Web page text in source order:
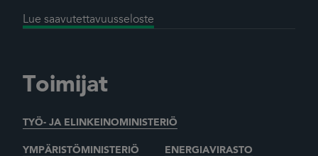
Lue saavutettavuusseloste
Toimijat
TYÖ- JA ELINKEINOMINISTERIÖ
YMPÄRISTÖMINISTERIÖ ENERGIAVIRASTO